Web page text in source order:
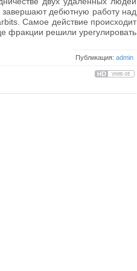
дебютную работу над
Самое действие происходит
фракции решили урегулировать
Публикация: admin